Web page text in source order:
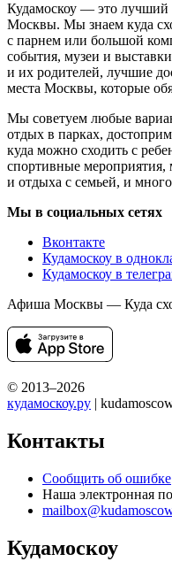
Кудамоскоу — это лучший
Москвы. Мы знаем куда
с парнем или большой
события, музеи и
и их родителей, лучшие
места Москвы, которые
Мы советуем любые
отдых в парках,
куда можно сходить с
спортивные мероприятия,
и отдыха с семьей, и
Мы в социальных сетях
Вконтакте
Кудамоскоу в
Кудамоскоу в
Афиша Москвы — Куда
© 2013–2026
кудамоскоу.ру |
Контакты
Сообщить об ошибке
Наша электронная
Кудамоскоу